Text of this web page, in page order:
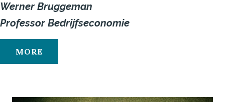
Werner Bruggeman
Professor Bedrijfseconomie
MORE